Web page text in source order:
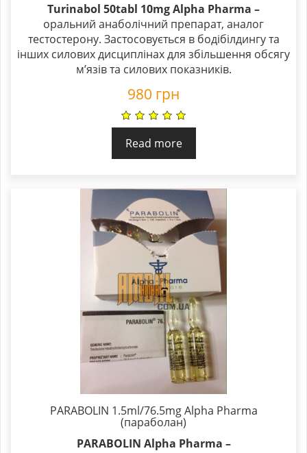
Turinabol 50tabl 10mg Alpha Pharma –
оральний анаболічний препарат, аналог
тестостерону. Застосовується в бодібілдингу та
інших силових дисциплінах для збільшення обсягу
м’язів та силових показників.
980 грн
Read more
PARABOLIN 1.5ml/76.5mg Alpha Pharma
(параболан)
PARABOLIN Alpha Pharma –